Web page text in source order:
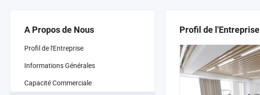
A Propos de Nous
Profil de l'Entreprise
Informations Générales
Capacité Commerciale
Profil de l'Entreprise